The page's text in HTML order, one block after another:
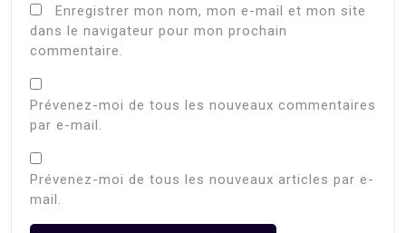
Enregistrer mon nom, mon e-mail et mon site
dans le navigateur pour mon prochain
commentaire.
Prévenez-moi de tous les nouveaux commentaires
par e-mail.
Prévenez-moi de tous les nouveaux articles par e-
mail.